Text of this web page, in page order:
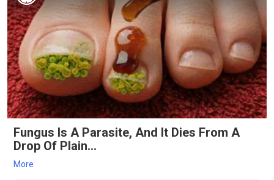
Fungus Is A Parasite, And It Dies From A
Drop Of Plain...
More